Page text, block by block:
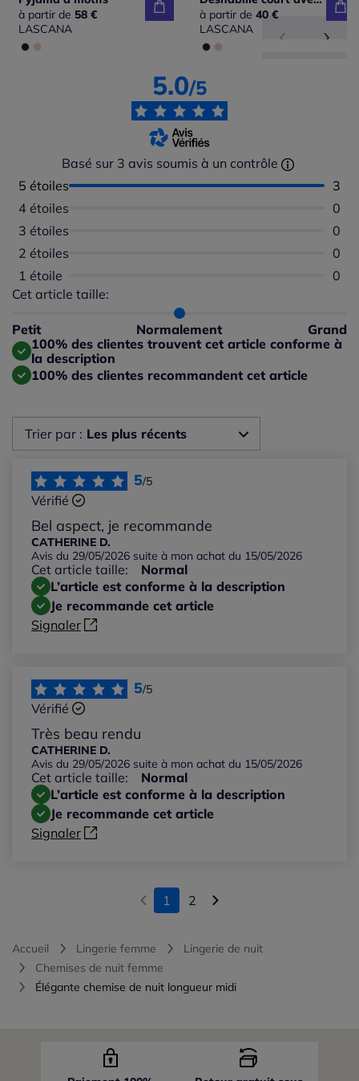
à partir de 58 €
LASCANA
à partir de 40 €
LASCANA
5.0/5
Basé sur 3 avis soumis à un contrôle
5 étoiles
3
4 étoiles
0
3 étoiles
0
2 étoiles
0
1 étoile
0
Cet article taille:
Petit Normalement Grand
Répartition du taillant selon les avis clients
Taille normalement : 100%
Taille grand : 0%
100% des clientes trouvent cet article conforme à
la description
100% des clientes recommandent cet article
Trier par : Les plus récents
Les plus récents
Les plus anciens
Notes les plus élevées
Notes les plus basses
5/5
Vérifié
Bel aspect, je recommande
CATHERINE D.
Avis du 29/05/2026 suite à mon achat du 15/05/2026
Cet article taille:
Normal
L’article est conforme à la description
Je recommande cet article
Signaler
5/5
Vérifié
Très beau rendu
CATHERINE D.
Avis du 29/05/2026 suite à mon achat du 15/05/2026
Cet article taille:
Normal
L’article est conforme à la description
Je recommande cet article
Signaler
1 2
Accueil Lingerie femme
Lingerie de nuit
Chemises de nuit femme
Élégante chemise de nuit longueur midi